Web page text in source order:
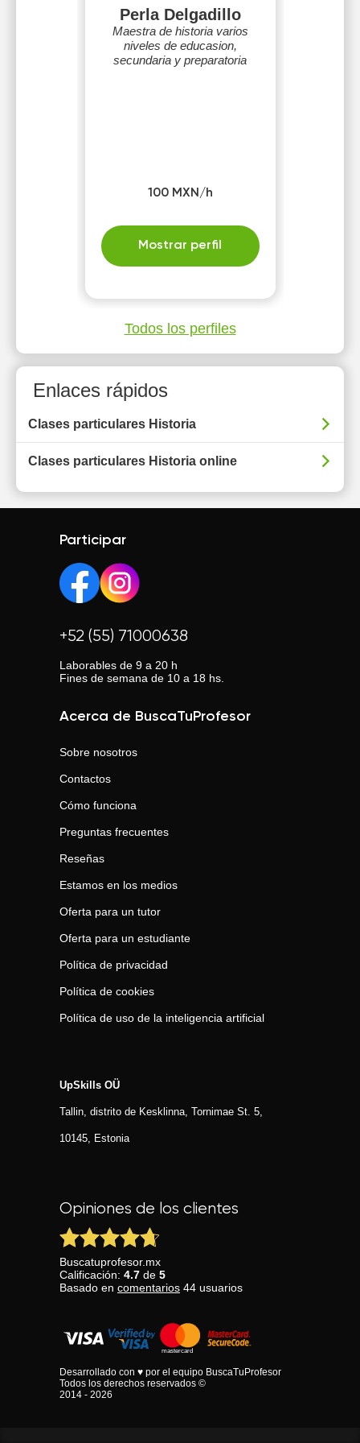
Perla Delgadillo
Maestra de historia varios
niveles de educasion,
secundaria y preparatoria
100 MXN/h
Mostrar perfil
Todos los perfiles
Enlaces rápidos
Clases particulares Historia
Clases particulares Historia online
Participar
+52 (55) 71000638
Laborables de 9 a 20 h
Fines de semana de 10 a 18 hs.
Acerca de BuscaTuProfesor
Sobre nosotros
Contactos
Cómo funciona
Preguntas frecuentes
Reseñas
Estamos en los medios
Oferta para un tutor
Oferta para un estudiante
Política de privacidad
Política de cookies
Política de uso de la inteligencia artificial
UpSkills OÜ
Tallin, distrito de Kesklinna, Tornimаe St. 5,
10145, Estonia
Opiniones de los clientes
Buscatuprofesor.mx
Calificación: 4.7 de 5
Basado en comentarios 44 usuarios
Desarrollado con ♥ por el equipo BuscaTuProfesor
Todos los derechos reservados ©
2014 - 2026